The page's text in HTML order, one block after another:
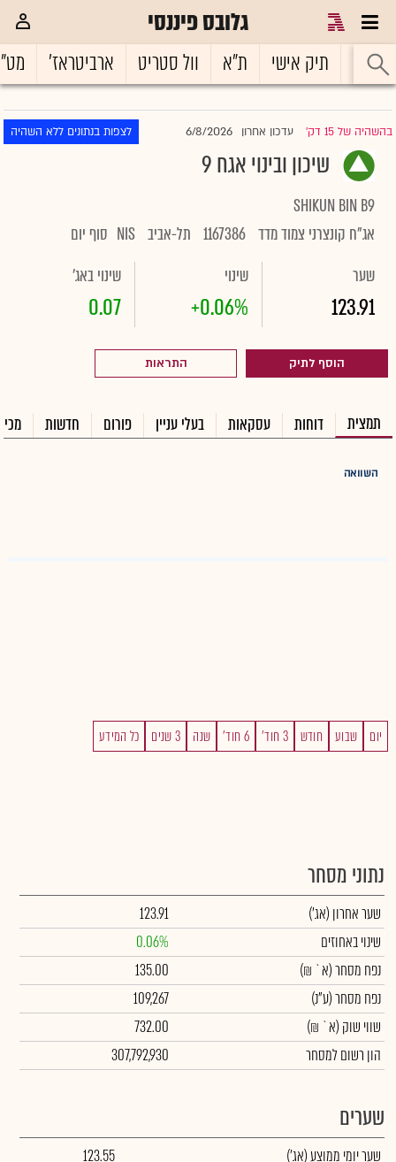
גלובס פיננסי
ראשי תיק אישי ת"א וול סטריט ארביטראז'
בהשהיה של 15 דק' |עדכון אחרון 6/8/2026 לצפות בנתונים ללא השהיה
שיכון ובינוי אגח 9
SHIKUN BIN B9
אג"ח קונצרני צמוד מדד 1167386 תל-אביב NIS סוף יום
שער
123.91
שינוי
+0.06%
שינוי באג'
0.07
הוסף לתיק התראות
תמצית דוחות עסקאות בעלי עניין פורום חדשות
השוואה
יום שבוע חודש 3 חוד' 6 חוד' שנה 3 שנים כל המידע
נתוני מסחר
שער אחרון (אג')
123.91
שינוי באחוזים
0.06%
נפח מסחר(א` ₪)
135.00
נפח מסחר(ע"נ)
109,267
שווי שוק (א` ₪)
732.00
הון רשום למסחר
307,792,930
שערים
שער יומי ממוצע(אג')
123.55